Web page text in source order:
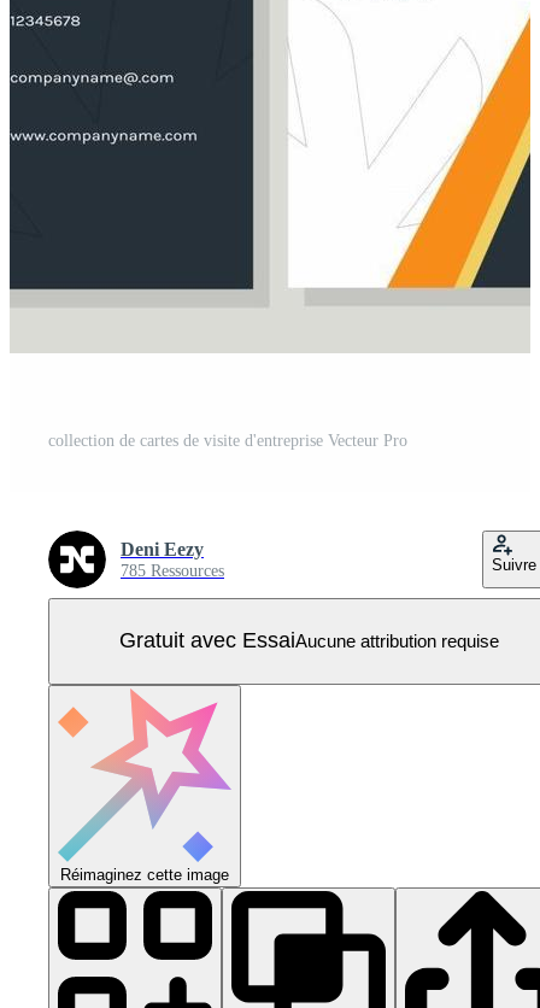
collection de cartes de visite d'entreprise Vecteur Pro
Deni Eezy
785 Ressources Suivre
Gratuit avec EssaiAucune attribution requise
Réimaginez cette image